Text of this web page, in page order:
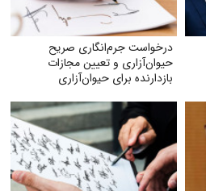
درخواست جرم‌انگاری صریح
حیوان‌آزاری و تعیین مجازات
بازدارنده برای حیوان‌آزاری